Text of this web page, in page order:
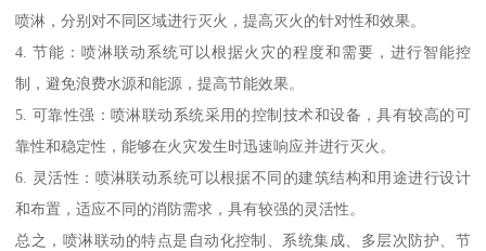
喷淋，分别对不同区域进行灭火，提高灭火的针对性和效果。
4. 节能：喷淋联动系统可以根据火灾的程度和需要，进行智能控
制，避免浪费水源和能源，提高节能效果。
5. 可靠性强：喷淋联动系统采用的控制技术和设备，具有较高的可
靠性和稳定性，能够在火灾发生时迅速响应并进行灭火。
6. 灵活性：喷淋联动系统可以根据不同的建筑结构和用途进行设计
和布置，适应不同的消防需求，具有较强的灵活性。
总之，喷淋联动的特点是自动化控制、系统集成、多层次防护、节